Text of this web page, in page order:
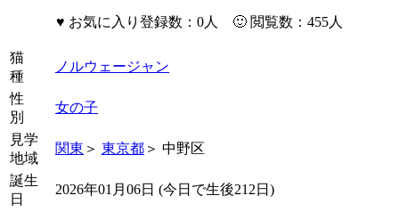
♥ お気に入り登録数：0人 🙂 閲覧数：455人
猫
種
ノルウェージャン
性
別
女の子
見学
地域
関東 ＞ 東京都 ＞ 中野区
誕生
日
2026年01月06日 (今日で生後212日)